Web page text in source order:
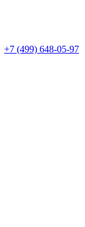
+7 (499) 648-05-97